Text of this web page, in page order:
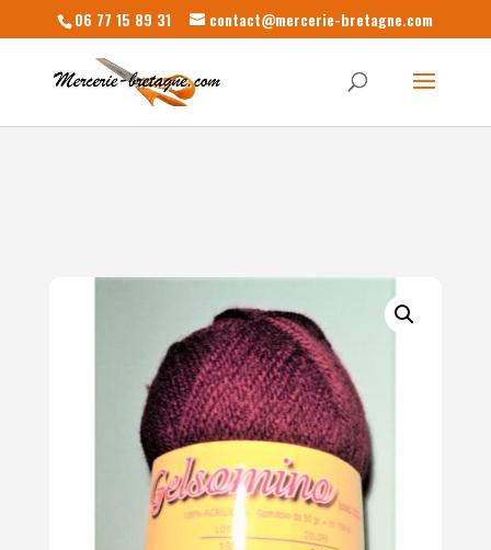
06 77 15 89 31 contact@mercerie-bretagne.com